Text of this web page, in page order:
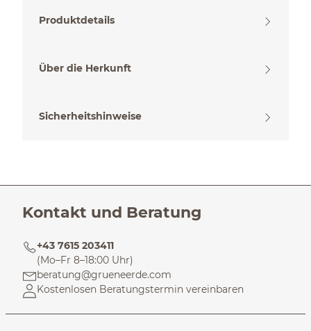
Produktdetails
Über die Herkunft
Sicherheitshinweise
Kontakt und Beratung
+43 7615 203411
(Mo–Fr 8–18:00 Uhr)
beratung@grueneerde.com
Kostenlosen Beratungstermin vereinbaren